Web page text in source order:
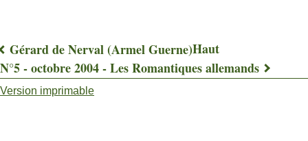
Liens
transversaux
Gérard de Nerval (Armel Guerne)Haut
N°5 - octobre 2004 - Les Romantiques allemands
Version imprimable